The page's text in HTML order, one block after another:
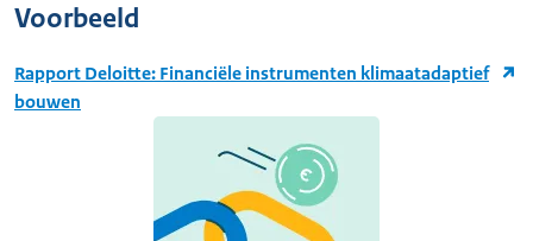
Voorbeeld
Rapport Deloitte: Financiële instrumenten klimaatadaptief
bouwen